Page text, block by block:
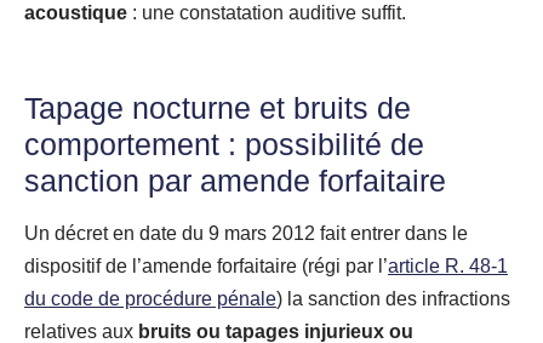
acoustique : une constatation auditive suffit.
Tapage nocturne et bruits de
comportement : possibilité de
sanction par amende forfaitaire
Un décret en date du 9 mars 2012 fait entrer dans le
dispositif de l’amende forfaitaire (régi par l’article R. 48-1
du code de procédure pénale) la sanction des infractions
relatives aux bruits ou tapages injurieux ou